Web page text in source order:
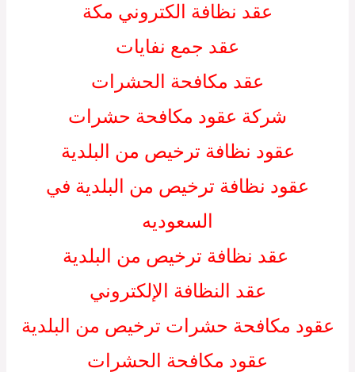
عقد نظافة الكتروني مكة
عقد جمع نفايات
عقد مكافحة الحشرات
شركة عقود مكافحة حشرات
عقود نظافة ترخيص من البلدية
عقود نظافة ترخيص من البلدية في
السعوديه
عقد نظافة ترخيص من البلدية
عقد النظافة الإلكتروني
عقود مكافحة حشرات ترخيص من البلدية
عقود مكافحة الحشرات